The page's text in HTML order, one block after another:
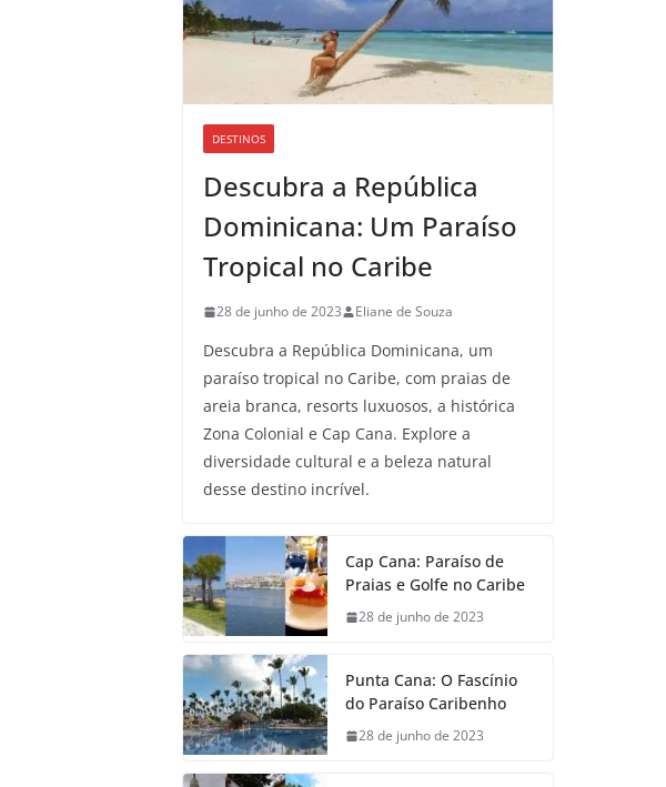
DESTINOS
Descubra a República
Dominicana: Um Paraíso
Tropical no Caribe
28 de junho de 2023 Eliane de Souza
Descubra a República Dominicana, um
paraíso tropical no Caribe, com praias de
areia branca, resorts luxuosos, a histórica
Zona Colonial e Cap Cana. Explore a
diversidade cultural e a beleza natural
desse destino incrível.
Cap Cana: Paraíso de
Praias e Golfe no Caribe
28 de junho de 2023
Punta Cana: O Fascínio
do Paraíso Caribenho
28 de junho de 2023